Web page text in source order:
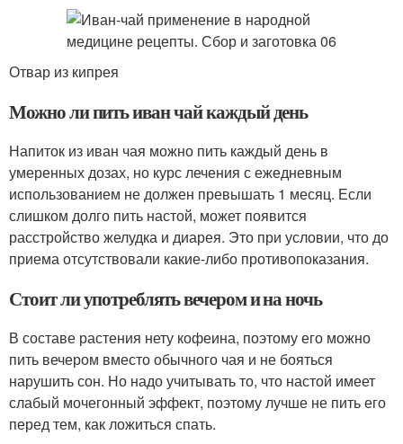
Отвар из кипрея
Можно ли пить иван чай каждый день
Напиток из иван чая можно пить каждый день в
умеренных дозах, но курс лечения с ежедневным
использованием не должен превышать 1 месяц. Если
слишком долго пить настой, может появится
расстройство желудка и диарея. Это при условии, что до
приема отсутствовали какие-либо противопоказания.
Стоит ли употреблять вечером и на ночь
В составе растения нету кофеина, поэтому его можно
пить вечером вместо обычного чая и не бояться
нарушить сон. Но надо учитывать то, что настой имеет
слабый мочегонный эффект, поэтому лучше не пить его
перед тем, как ложиться спать.